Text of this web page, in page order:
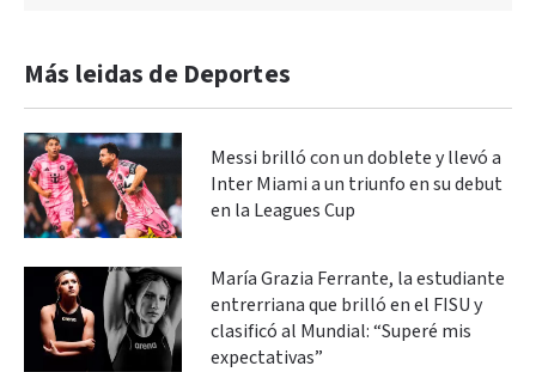
Más leidas de Deportes
Messi brilló con un doblete y llevó a
Inter Miami a un triunfo en su debut
en la Leagues Cup
María Grazia Ferrante, la estudiante
entrerriana que brilló en el FISU y
clasificó al Mundial: “Superé mis
expectativas”